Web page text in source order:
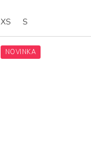
XS S
NOVINKA